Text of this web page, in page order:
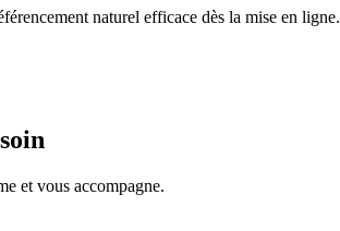
naturel efficace dès la mise en ligne.
et vous accompagne.